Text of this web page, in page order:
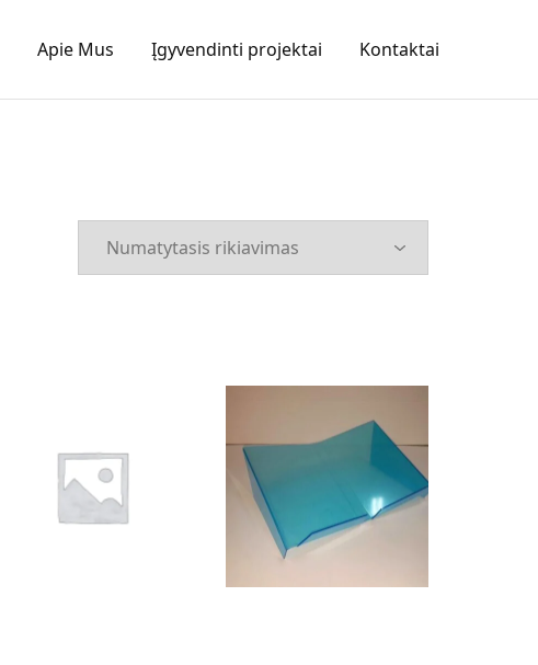
Apie Mus Įgyvendinti projektai Kontaktai